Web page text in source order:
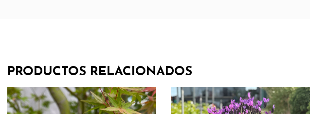
PRODUCTOS RELACIONADOS